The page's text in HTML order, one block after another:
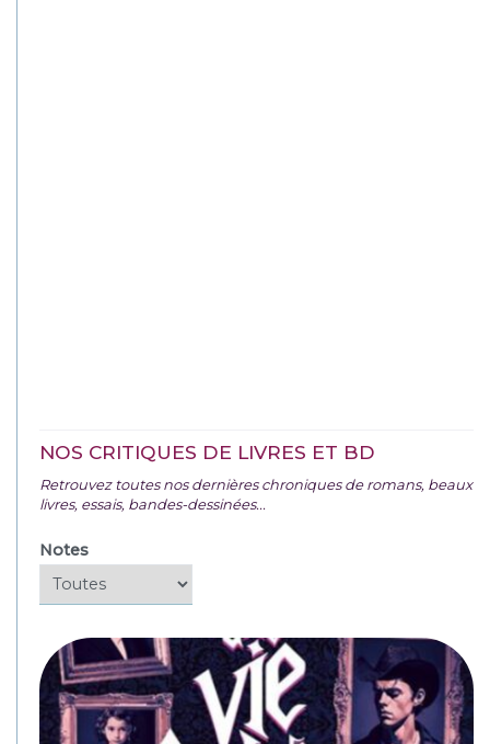
NOS CRITIQUES DE LIVRES ET BD
Retrouvez toutes nos dernières chroniques de romans, beaux
livres, essais, bandes-dessinées...
Notes